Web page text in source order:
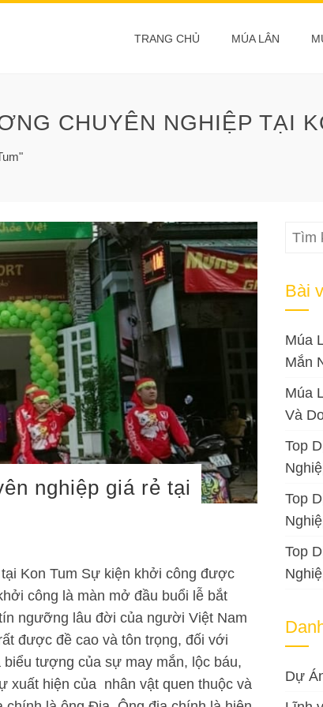
TRANG CHỦ MÚA LÂN
CHUYÊN NGHIỆP TẠI
nghiệp giá rẻ tại
Kon Tum Sự kiện khởi công được
công là màn mở đầu buổi lễ bắt
ngưỡng lâu đời của người Việt Nam
được đề cao và tôn trọng, đối với
tượng của sự may mắn, lộc báu,
xuất hiện của nhân vật quen thuộc và
Tìm
Bài
Múa
Mắn
Múa
Và
Top
Top
Top
Dự